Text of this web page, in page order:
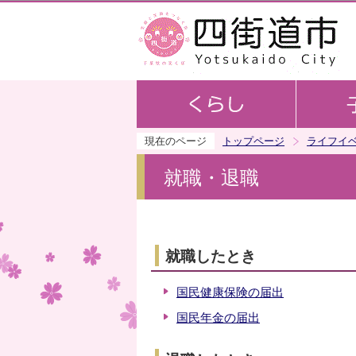
現在のページ トップページ ライフイ
就職・退職
就職したとき
国民健康保険の届出
国民年金の届出